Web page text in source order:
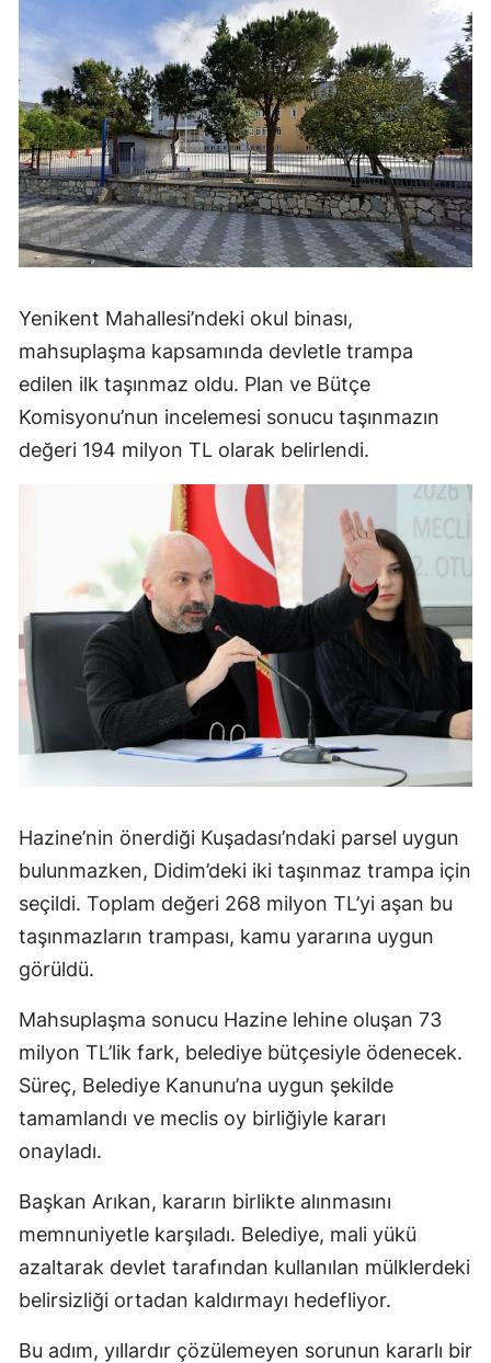
Yenikent Mahallesi’ndeki okul binası,
mahsuplaşma kapsamında devletle trampa
edilen ilk taşınmaz oldu. Plan ve Bütçe
Komisyonu’nun incelemesi sonucu taşınmazın
değeri 194 milyon TL olarak belirlendi.
Hazine’nin önerdiği Kuşadası’ndaki parsel uygun
bulunmazken, Didim’deki iki taşınmaz trampa için
seçildi. Toplam değeri 268 milyon TL’yi aşan bu
taşınmazların trampası, kamu yararına uygun
görüldü.
Mahsuplaşma sonucu Hazine lehine oluşan 73
milyon TL’lik fark, belediye bütçesiyle ödenecek.
Süreç, Belediye Kanunu’na uygun şekilde
tamamlandı ve meclis oy birliğiyle kararı
onayladı.
Başkan Arıkan, kararın birlikte alınmasını
memnuniyetle karşıladı. Belediye, mali yükü
azaltarak devlet tarafından kullanılan mülklerdeki
belirsizliği ortadan kaldırmayı hedefliyor.
Bu adım, yıllardır çözülemeyen sorunun kararlı bir